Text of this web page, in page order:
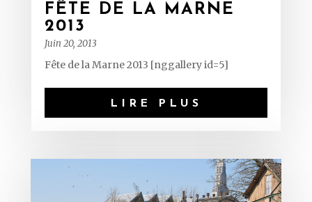
FÊTE DE LA MARNE
2013
Juin 20, 2013
Fête de la Marne 2013 [nggallery id=5]
LIRE PLUS